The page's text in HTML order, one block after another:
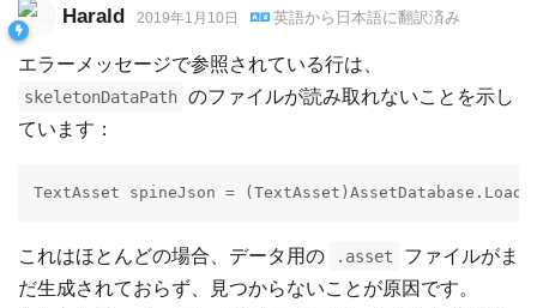
Harald 2019年1月10日 英語から 日本語に翻訳済み
エラーメッセージで参照されている行は、
skeletonDataPath のファイルが読み取れないことを示し
ています：
TextAsset spineJson =
これはほとんどの場合、データ用の .asset
ファイルがま
だ生成されておらず、見つからないことが原因です。